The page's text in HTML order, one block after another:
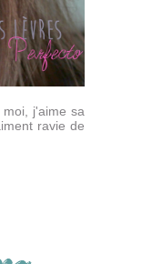
j'aime sa
ravie de